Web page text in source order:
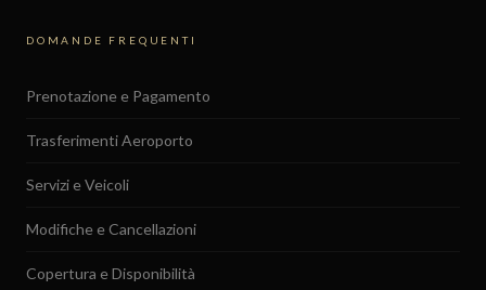
DOMANDE FREQUENTI
Prenotazione e Pagamento
Trasferimenti Aeroporto
Servizi e Veicoli
Modifiche e Cancellazioni
Copertura e Disponibilità